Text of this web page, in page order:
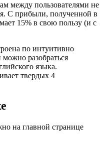
между пользователями не
С прибыли, полученной в
15% в свою пользу (и с
по интуитивно
разобраться
языка.
твердых 4
на главной странице